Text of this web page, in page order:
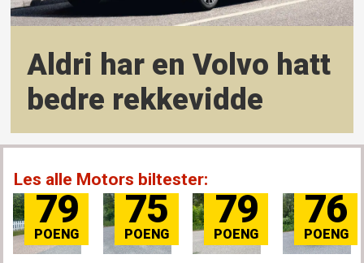
Aldri har en Volvo hatt
bedre rekkevidde
Les alle Motors biltester:
79 75 79 76